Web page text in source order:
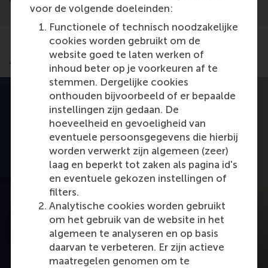
voor de volgende doeleinden:
Functionele of technisch noodzakelijke
cookies worden gebruikt om de
website goed te laten werken of
inhoud beter op je voorkeuren af te
stemmen. Dergelijke cookies
onthouden bijvoorbeeld of er bepaalde
instellingen zijn gedaan. De
hoeveelheid en gevoeligheid van
eventuele persoonsgegevens die hierbij
worden verwerkt zijn algemeen (zeer)
laag en beperkt tot zaken als pagina id's
en eventuele gekozen instellingen of
filters.
Analytische cookies worden gebruikt
om het gebruik van de website in het
algemeen te analyseren en op basis
daarvan te verbeteren. Er zijn actieve
maatregelen genomen om te
Application process
Open popup met video